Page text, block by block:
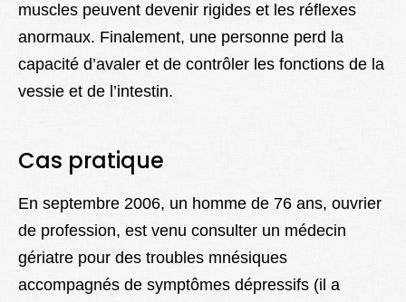
muscles peuvent devenir rigides et les réflexes
anormaux. Finalement, une personne perd la
capacité d’avaler et de contrôler les fonctions de la
vessie et de l’intestin.
Cas pratique
En septembre 2006, un homme de 76 ans, ouvrier
de profession, est venu consulter un médecin
gériatre pour des troubles mnésiques
accompagnés de symptômes dépressifs (il a